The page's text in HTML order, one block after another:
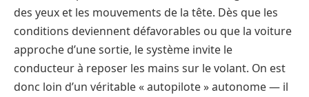
des yeux et les mouvements de la tête. Dès que les
conditions deviennent défavorables ou que la voiture
approche d’une sortie, le système invite le
conducteur à reposer les mains sur le volant. On est
donc loin d’un véritable « autopilote » autonome — il